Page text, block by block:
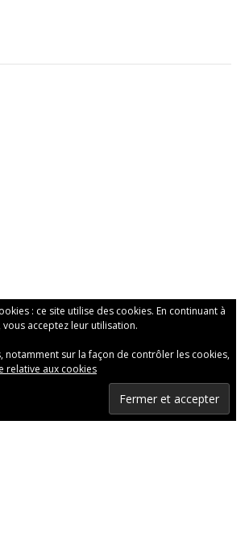
: ce site utilise des cookies. En continuant à
acceptez leur utilisation.
notamment sur la façon de contrôler les cookies,
relative aux cookies